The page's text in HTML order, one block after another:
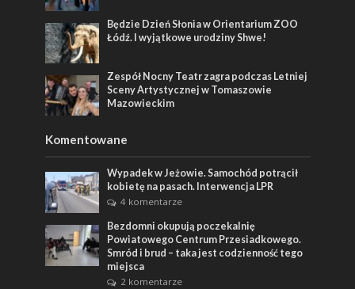
Będzie Dzień Słonia w Orientarium ZOO
Łódź. I wyjątkowe urodziny Shwe!
Zespół Nocny Teatr zagra podczas Letniej
Sceny Artystycznej w Tomaszowie
Mazowieckim
Komentowane
Wypadek w Jeżowie. Samochód potrącił
kobietę na pasach. Interwencja LPR
4 komentarze
Bezdomni okupują poczekalnię
Powiatowego Centrum Przesiadkowego.
Smród i brud – taka jest codzienność tego
miejsca
2 komentarze